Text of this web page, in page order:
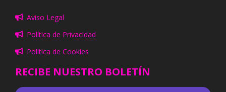
Aviso Legal
Política de Privacidad
Política de Cookies
RECIBE NUESTRO BOLETÍN